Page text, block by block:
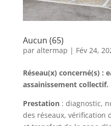
Aucun (65)
par altermap | Fév 24,
Réseau(x) concerné(s) :
assainissement collectif.
Prestation: diagnostic,
des réseaux, vérification